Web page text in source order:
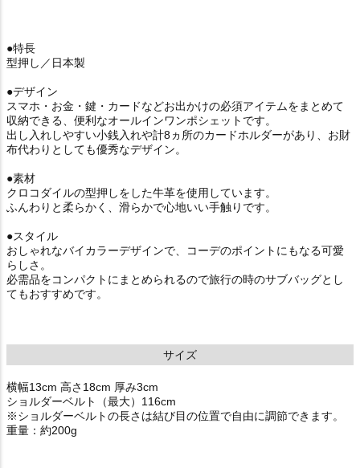
●特長
型押し／日本製
●デザイン
スマホ・お金・鍵・カードなどお出かけの必須アイテムをまとめて
収納できる、便利なオールインワンポシェットです。
出し入れしやすい小銭入れや計8ヵ所のカードホルダーがあり、お財
布代わりとしても優秀なデザイン。
●素材
クロコダイルの型押しをした牛革を使用しています。
ふんわりと柔らかく、滑らかで心地いい手触りです。
●スタイル
おしゃれなバイカラーデザインで、コーデのポイントにもなる可愛
らしさ。
必需品をコンパクトにまとめられるので旅行の時のサブバッグとし
てもおすすめです。
サイズ
横幅13cm 高さ18cm 厚み3cm
ショルダーベルト（最大）116cm
※ショルダーベルトの長さは結び目の位置で自由に調節できます。
重量：約200g